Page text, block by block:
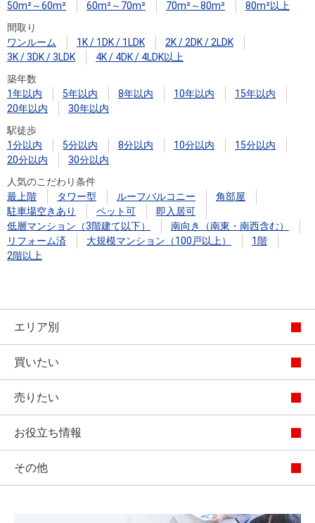
50m²～60m²
60m²～70m² 70m²～80m²
80m²以上
間取り
ワンルーム
1K / 1DK / 1LDK
2K / 2DK / 2LDK
3K / 3DK / 3LDK
4K / 4DK / 4LDK以上
築年数
1年以内
5年以内 8年以内 10年以内
15年以内
20年以内
30年以内
駅徒歩
1分以内
5分以内 8分以内 10分以内
15分以内
20分以内
30分以内
人気のこだわり条件
最上階
タワー型 ルーフバルコニー
角部屋
駐車場空きあり
ペット可
即入居可
低層マンション（3階建て以下）
南向き（南東・南西含む）
リフォーム済
大規模マンション（100戸以上）
1階
2階以上
エリア別
買いたい
売りたい
お役立ち情報
その他